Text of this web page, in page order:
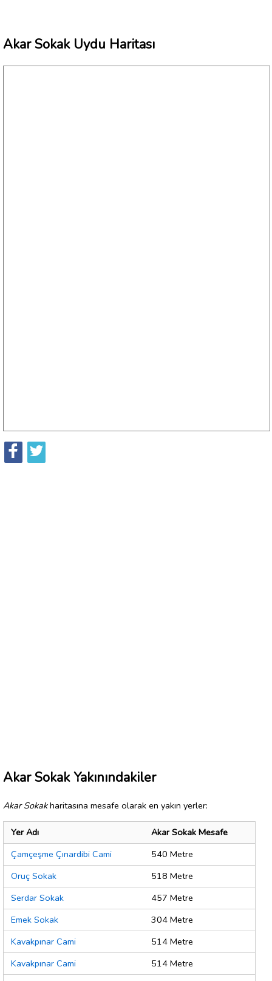
Akar Sokak Uydu Haritası
Akar Sokak Yakınındakiler
Akar Sokakharitasına mesafe olarak en yakın yerler:
Yer Adı
Akar Sokak Mesafe
Çamçeşme Çınardibi Cami
540 Metre
Oruç Sokak
518 Metre
Serdar Sokak
457 Metre
Emek Sokak
304 Metre
Kavakpınar Cami
514 Metre
Kavakpınar Cami
514 Metre